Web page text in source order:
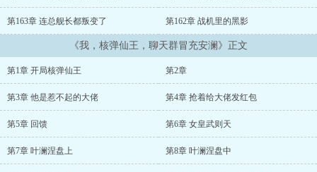
第163章 连总舰长都叛变了 第162章 战机里的黑影
《我，核弹仙王，聊天群冒充安澜》正文
第1章 开局核弹仙王 第2章
第3章 他是惹不起的大佬 第4章 抢着给大佬发红包
第5章 回馈 第6章 女皇武则天
第7章 叶澜涅盘上 第8章 叶澜涅盘中